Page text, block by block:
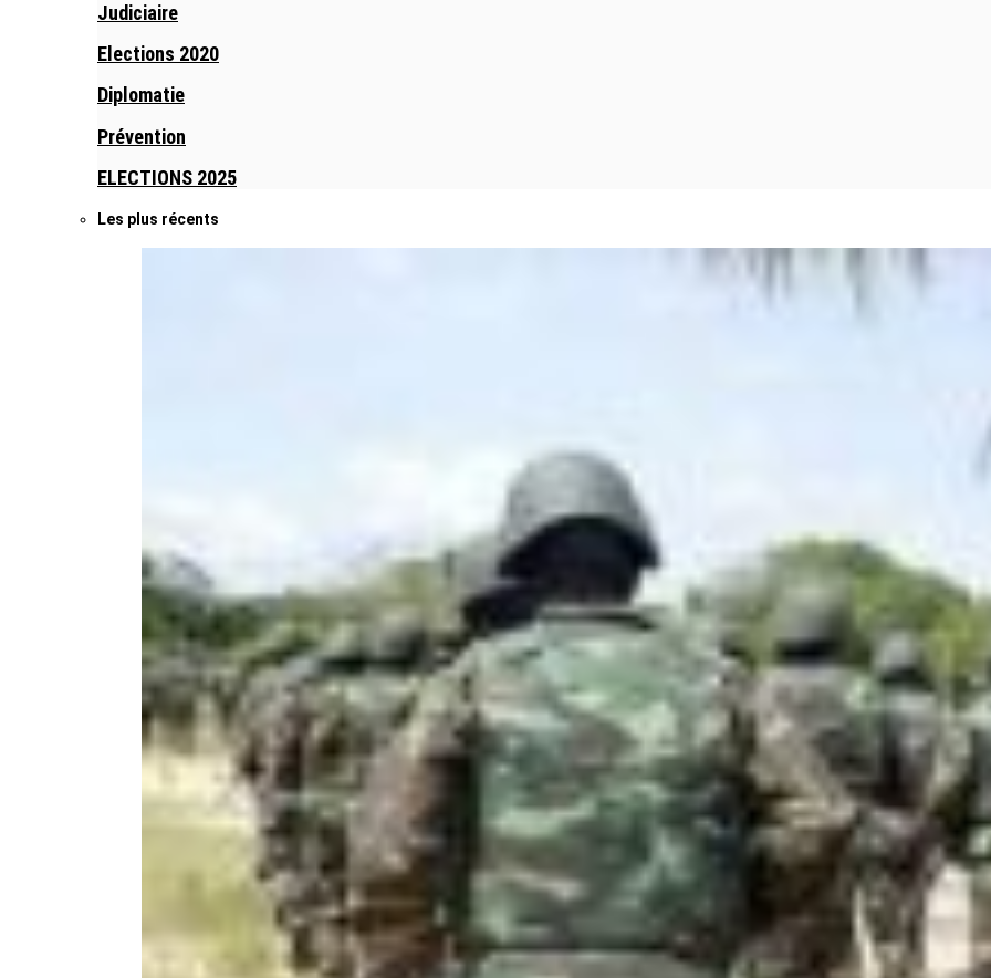
Judiciaire
Elections 2020
Diplomatie
Prévention
ELECTIONS 2025
Les plus récents